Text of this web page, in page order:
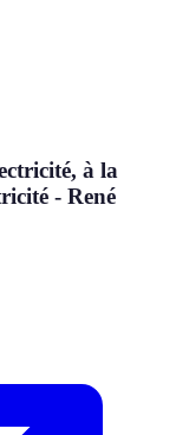
à la
- René